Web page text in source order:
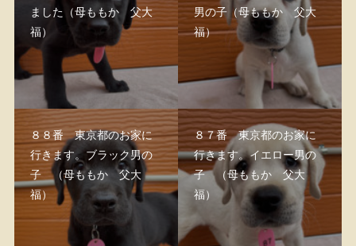
ました（母ももか 父大
福）
男の子（母ももか 父大
福）
８８番 東京都のお家に
行きます。ブラック男の
子 （母ももか 父大
福）
８７番 東京都のお家に
行きます。イエロー男の
子 （母ももか 父大
福）